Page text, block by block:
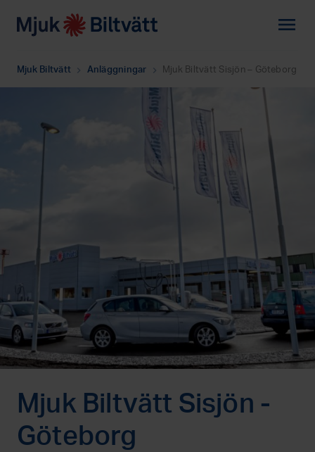
menu
Mjuk Biltvätt chevron_right Anläggningar chevron_right Mjuk Biltvätt Sisjön – Göteborg
Mjuk Biltvätt Sisjön -
Göteborg